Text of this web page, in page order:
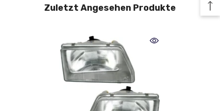
Zuletzt Angesehen Produkte